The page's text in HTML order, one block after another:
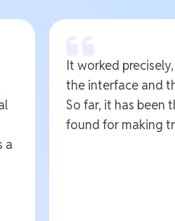
a
It worked
the interface and
So far, it has been
found for making